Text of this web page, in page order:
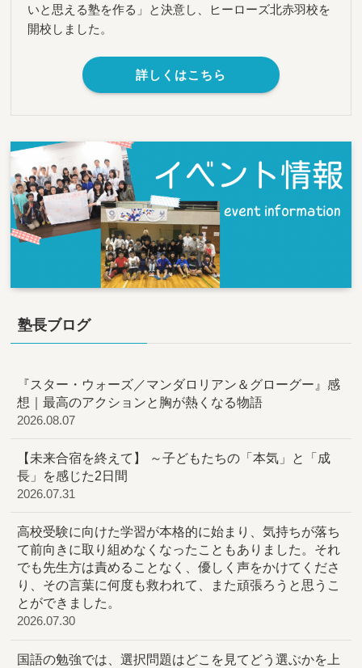
いと思える塾を作る」と決意し、ヒーローズ北赤羽校を
開校しました。
詳しくはこちら
塾長ブログ
『スター・ウォーズ／マンダロリアン＆グローグー』感
想｜最高のアクションと胸が熱くなる物語
2026.08.07
【未来合宿を終えて】 ～子どもたちの「本気」と「成
長」を感じた2日間
2026.07.31
高校受験に向けた学習が本格的に始まり、気持ちが落ち
て前向きに取り組めなくなったこともありました。それ
でも先生方は責めることなく、優しく声をかけてくださ
り、その言葉に何度も救われて、また頑張ろうと思うこ
とができました。
2026.07.30
国語の勉強では、選択問題はどこを見てどう選ぶかを上